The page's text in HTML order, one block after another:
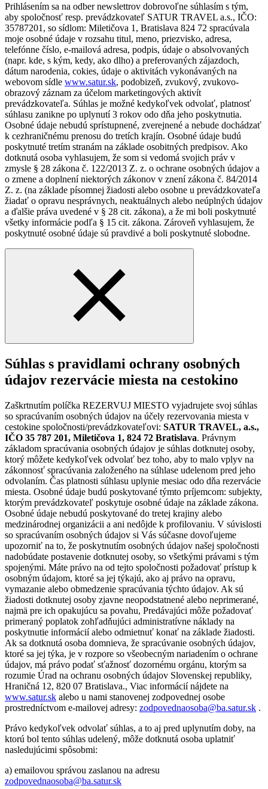
Prihlásením sa na odber newslettrov dobrovoľne súhlasím s tým,
aby spoločnosť resp. prevádzkovateľ SATUR TRAVEL a.s., IČO:
35787201, so sídlom: Miletičova 1, Bratislava 824 72 spracúvala
moje osobné údaje v rozsahu titul, meno, priezvisko, adresa,
telefónne číslo, e-mailová adresa, podpis, údaje o absolvovaných
(napr. kde, s kým, kedy, ako dlho) a preferovaných zájazdoch,
dátum narodenia, cokies, údaje o aktivitách vykonávaných na
webovom sídle www.satur.sk, podobizeň, zvukový, zvukovo-
obrazový záznam za účelom marketingových aktivít
prevádzkovateľa. Súhlas je možné kedykoľvek odvolať, platnosť
súhlasu zanikne po uplynutí 3 rokov odo dňa jeho poskytnutia.
Osobné údaje nebudú sprístupnené, zverejnené a nebude dochádzať
k cezhraničnému prenosu do tretích krajín. Osobné údaje budú
poskytnuté tretím stranám na základe osobitných predpisov. Ako
dotknutá osoba vyhlasujem, že som si vedomá svojich práv v
zmysle § 28 zákona č. 122/2013 Z. z. o ochrane osobných údajov a
o zmene a doplnení niektorých zákonov v znení zákona č. 84/2014
Z. z. (na základe písomnej žiadosti alebo osobne u prevádzkovateľa
žiadať o opravu nesprávnych, neaktuálnych alebo neúplných údajov
a ďalšie práva uvedené v § 28 cit. zákona), a že mi boli poskytnuté
všetky informácie podľa § 15 cit. zákona. Zároveň vyhlasujem, že
poskytnuté osobné údaje sú pravdivé a boli poskytnuté slobodne.
Súhlas s pravidlami ochrany osobných
údajov rezervácie miesta na cestokino
Zaškrtnutím políčka REZERVUJ MIESTO vyjadrujete svoj súhlas
so spracúvaním osobných údajov na účely rezervovania miesta v
cestokine spoločnosti/prevádzkovateľovi: SATUR TRAVEL, a.s.,
IČO 35 787 201, Miletičova 1, 824 72 Bratislava. Právnym
základom spracúvania osobných údajov je súhlas dotknutej osoby,
ktorý môžete kedykoľvek odvolať bez toho, aby to malo vplyv na
zákonnosť spracúvania založeného na súhlase udelenom pred jeho
odvolaním. Čas platnosti súhlasu uplynie mesiac odo dňa rezervácie
miesta. Osobné údaje budú poskytované týmto príjemcom: subjekty,
ktorým prevádzkovateľ poskytuje osobné údaje na základe zákona.
Osobné údaje nebudú poskytované do tretej krajiny alebo
medzinárodnej organizácii a ani nedôjde k profilovaniu. V súvislosti
so spracúvaním osobných údajov si Vás súčasne dovoľujeme
upozorniť na to, že poskytnutím osobných údajov našej spoločnosti
nadobúdate postavenie dotknutej osoby, so všetkými právami s tým
spojenými. Máte právo na od tejto spoločnosti požadovať prístup k
osobným údajom, ktoré sa jej týkajú, ako aj právo na opravu,
vymazanie alebo obmedzenie spracúvania týchto údajov. Ak sú
žiadosti dotknutej osoby zjavne neopodstatnené alebo neprimerané,
najmä pre ich opakujúcu sa povahu, Predávajúci môže požadovať
primeraný poplatok zohľadňujúci administratívne náklady na
poskytnutie informácií alebo odmietnuť konať na základe žiadosti.
Ak sa dotknutá osoba domnieva, že spracúvanie osobných údajov,
ktoré sa jej týka, je v rozpore so všeobecným nariadením o ochrane
údajov, má právo podať sťažnosť dozornému orgánu, ktorým sa
rozumie Úrad na ochranu osobných údajov Slovenskej republiky,
Hraničná 12, 820 07 Bratislava., Viac informácií nájdete na
www.satur.sk alebo u nami stanovenej zodpovednej osobe
prostredníctvom e-mailovej adresy: zodpovednaosoba@ba.satur.sk .
Právo kedykoľvek odvolať súhlas, a to aj pred uplynutím doby, na
ktorú bol tento súhlas udelený, môže dotknutá osoba uplatniť
nasledujúcimi spôsobmi:
a) emailovou správou zaslanou na adresu
zodpovednaosoba@ba.satur.sk